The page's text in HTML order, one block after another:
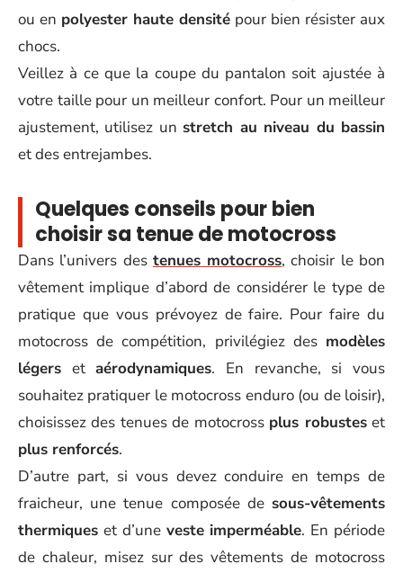
ou en polyester haute densité pour bien résister aux
chocs.
Veillez à ce que la coupe du pantalon soit ajustée à
votre taille pour un meilleur confort. Pour un meilleur
ajustement, utilisez un stretch au niveau du bassin
et des entrejambes.
Quelques conseils pour bien
choisir sa tenue de motocross
Dans l’univers des tenues motocross, choisir le bon
vêtement implique d’abord de considérer le type de
pratique que vous prévoyez de faire. Pour faire du
motocross de compétition, privilégiez des modèles
légers etaérodynamiques. En revanche, si vous
souhaitez pratiquer le motocross enduro (ou de loisir),
choisissez des tenues de motocross plus robusteset
plus renforcés.
D’autre part, si vous devez conduire en temps de
fraicheur, une tenue composée de sous-vêtements
thermiques et d’une veste imperméable. En période
de chaleur, misez sur des vêtements de motocross